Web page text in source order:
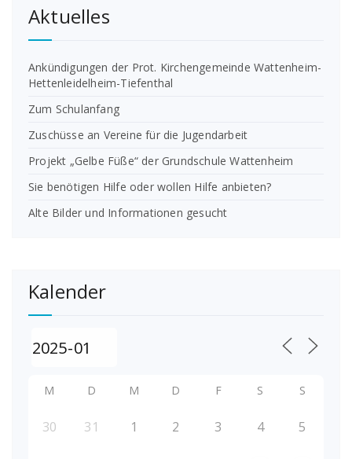
Aktuelles
Ankündigungen der Prot. Kirchengemeinde Wattenheim-
Hettenleidelheim-Tiefenthal
Zum Schulanfang
Zuschüsse an Vereine für die Jugendarbeit
Projekt „Gelbe Füße“ der Grundschule Wattenheim
Sie benötigen Hilfe oder wollen Hilfe anbieten?
Alte Bilder und Informationen gesucht
Kalender
M D M D F S S
30 31 1 2 3 4 5